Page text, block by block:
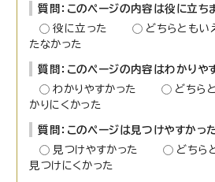
質問：このページの内容は役に立ち
役に立った
どちらとも
たなかった
質問：このページの内容はわかりや
わかりやすかった
どちら
かりにくかった
質問：このページは見つけやすかっ
見つけやすかった
どちら
見つけにくかった